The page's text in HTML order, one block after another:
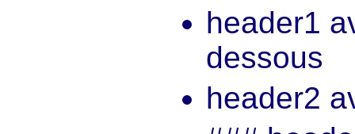
header1
dessous
header2